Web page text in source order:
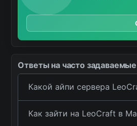
Ответы на часто
Какой айпи сервера
Как зайти на LeoCraft в